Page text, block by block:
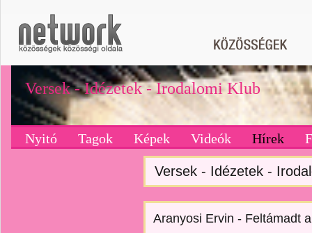
Versek - Idézetek - Irodalomi Klub
Nyitó Tagok Képek Videók Hírek
Versek - Idézetek -
Aranyosi Ervin - Feltámadt